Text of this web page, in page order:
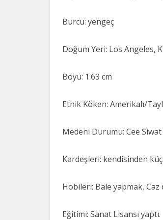
Burcu: yengeç
Doğum Yeri: Los Angeles,
Boyu: 1.63 cm
Etnik Köken: Amerikalı/
Medeni Durumu: Cee
Kardeşleri: kendisinden
Hobileri: Bale yapmak, Caz
Eğitimi: Sanat Lisansı yaptı.